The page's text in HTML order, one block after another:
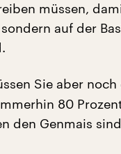
müssen,
auf der
Sie aber
80
den Genmais